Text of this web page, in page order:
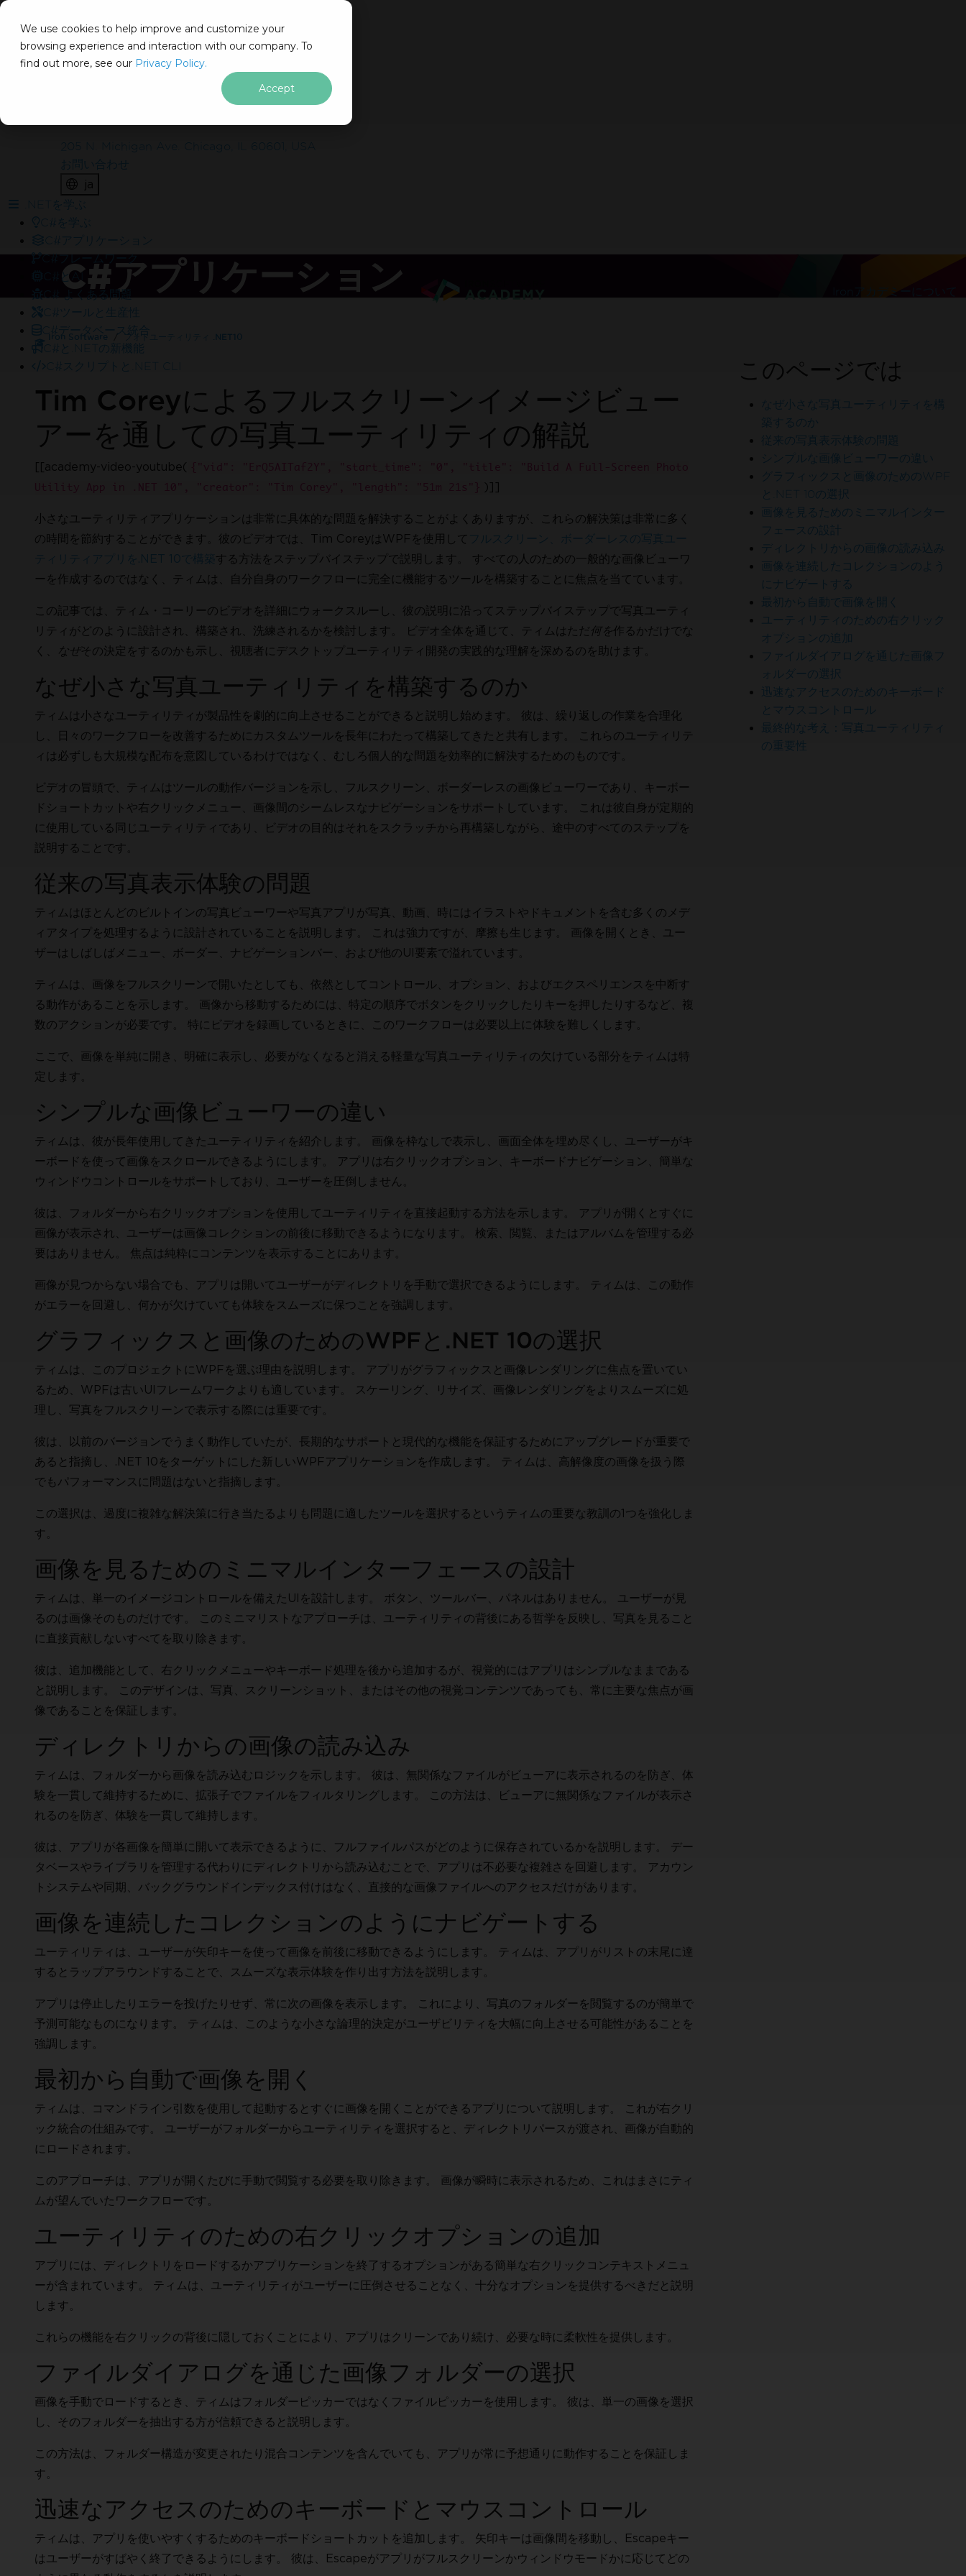
We use cookies to help improve and customize your
browsing experience and interaction with our company. To
find out more, see our Privacy Policy.
Accept
IRONSOFTWARE
製品
エンタープライズ
ja
C#フレームワーク
C#とAI
C# よくある問題
C#ツールと生産性
C#データベース統合
C#と.NETの新機能
C#スクリプトと.NET CLI
C#アプリケーション
Iron Software フォトユーティリティ .NET10
Tim Coreyによるフルスクリーンイメージビュー
アーを通しての写真ユーティリティの解説
[[academy-video-youtube(
)]]
小さなユーティリティアプリケーションは非常に具体的な問題を解決することがよくありますが、これらの解決策は非常に多く
の時間を節約することができます。彼のビデオでは、Tim CoreyはWPFを使用して
フルスクリーン、ボーダーレスの写真ユー
ティリティアプリを.NET 10で構築 する方法をステップバイステップで説明します。 すべての人のための一般的な画像ビューワ
ーを作成するのではなく、ティムは、自分自身のワークフローに完全に機能するツールを構築することに焦点を当てています。
この記事では、ティム・コーリーのビデオを詳細にウォークスルーし、彼の説明に沿ってステップバイステップで写真ユーティ
リティがどのように設計され、構築され、洗練されるかを検討します。 ビデオ全体を通じて、ティムはただ何を作るかだけでな
く、
なぜ その決定をするのかも示し、視聴者にデスクトップユーティリティ開発の実践的な理解を深めるのを助けます。
なぜ小さな写真ユーティリティを構築するのか
ティムは小さなユーティリティが製品性を劇的に向上させることができると説明し始めます。 彼は、繰り返しの作業を合理化
し、日々のワークフローを改善するためにカスタムツールを長年にわたって構築してきたと共有します。 これらのユーティリテ
ィは必ずしも大規模な配布を意図しているわけではなく、むしろ個人的な問題を効率的に解決するためのものです。
ビデオの冒頭で、ティムはツールの動作バージョンを示し、フルスクリーン、ボーダーレスの画像ビューワーであり、キーボー
ドショートカットや右クリックメニュー、画像間のシームレスなナビゲーションをサポートしています。 これは彼自身が定期的
に使用している同じユーティリティであり、ビデオの目的はそれをスクラッチから再構築しながら、途中のすべてのステップを
説明することです。
従来の写真表示体験の問題
ティムはほとんどのビルトインの写真ビューワーや写真アプリが写真、動画、時にはイラストやドキュメントを含む多くのメデ
ィアタイプを処理するように設計されていることを説明します。 これは強力ですが、摩擦も生じます。 画像を開くとき、ユー
ザーはしばしばメニュー、ボーダー、ナビゲーションバー、および他のUI要素で溢れています。
ティムは、画像をフルスクリーンで開いたとしても、依然としてコントロール、オプション、およびエクスペリエンスを中断す
る動作があることを示します。 画像から移動するためには、特定の順序でボタンをクリックしたりキーを押したりするなど、複
数のアクションが必要です。 特にビデオを録画しているときに、このワークフローは必要以上に体験を難しくします。
ここで、画像を単純に開き、明確に表示し、必要がなくなると消える軽量な写真ユーティリティの欠けている部分をティムは特
定します。
シンプルな画像ビューワーの違い
ティムは、彼が長年使用してきたユーティリティを紹介します。 画像を枠なしで表示し、画面全体を埋め尽くし、ユーザーがキ
ーボードを使って画像をスクロールできるようにします。 アプリは右クリックオプション、キーボードナビゲーション、簡単な
ウィンドウコントロールをサポートしており、ユーザーを圧倒しません。
彼は、フォルダーから右クリックオプションを使用してユーティリティを直接起動する方法を示します。 アプリが開くとすぐに
画像が表示され、ユーザーは画像コレクションの前後に移動できるようになります。 検索、閲覧、またはアルバムを管理する必
要はありません。 焦点は純粋にコンテンツを表示することにあります。
画像が見つからない場合でも、アプリは開いてユーザーがディレクトリを手動で選択できるようにします。 ティムは、この動作
がエラーを回避し、何かが欠けていても体験をスムーズに保つことを強調します。
グラフィックスと画像のためのWPFと.NET 10の選択
ティムは、このプロジェクトにWPFを選ぶ理由を説明します。 アプリがグラフィックスと画像レンダリングに焦点を置いてい
るため、WPFは古いUIフレームワークよりも適しています。 スケーリング、リサイズ、画像レンダリングをよりスムーズに処
理し、写真をフルスクリーンで表示する際には重要です。
彼は、以前のバージョンでうまく動作していたが、長期的なサポートと現代的な機能を保証するためにアップグレードが重要で
あると指摘し、.NET 10をターゲットにした新しいWPFアプリケーションを作成します。 ティムは、高解像度の画像を扱う際
でもパフォーマンスに問題はないと指摘します。
この選択は、過度に複雑な解決策に行き当たるよりも問題に適したツールを選択するというティムの重要な教訓の1つを強化しま
す。
画像を見るためのミニマルインターフェースの設計
ティムは、単一のイメージコントロールを備えたUIを設計します。 ボタン、ツールバー、パネルはありません。 ユーザーが見
るのは画像そのものだけです。 このミニマリストなアプローチは、ユーティリティの背後にある哲学を反映し、写真を見ること
に直接貢献しないすべてを取り除きます。
彼は、追加機能として、右クリックメニューやキーボード処理を後から追加するが、視覚的にはアプリはシンプルなままである
と説明します。 このデザインは、写真、スクリーンショット、またはその他の視覚コンテンツであっても、常に主要な焦点が画
像であることを保証します。
ディレクトリからの画像の読み込み
ティムは、フォルダーから画像を読み込むロジックを示します。 彼は、無関係なファイルがビューアに表示されるのを防ぎ、体
験を一貫して維持するために、拡張子でファイルをフィルタリングします。 この方法は、ビューアに無関係なファイルが表示さ
れるのを防ぎ、体験を一貫して維持します。
彼は、アプリが各画像を簡単に開いて表示できるように、フルファイルパスがどのように保存されているかを説明します。 デー
タベースやライブラリを管理する代わりにディレクトリから読み込むことで、アプリは不必要な複雑さを回避します。 アカウン
トシステムや同期、バックグラウンドインデックス付けはなく、直接的な画像ファイルへのアクセスだけがあります。
画像を連続したコレクションのようにナビゲートする
ユーティリティは、ユーザーが矢印キーを使って画像を前後に移動できるようにします。 ティムは、アプリがリストの末尾に達
するとラップアラウンドすることで、スムーズな表示体験を作り出す方法を説明します。
アプリは停止したりエラーを投げたりせず、常に次の画像を表示します。 これにより、写真のフォルダーを閲覧するのが簡単で
予測可能なものになります。 ティムは、このような小さな論理的決定がユーザビリティを大幅に向上させる可能性があることを
強調します。
最初から自動で画像を開く
ティムは、コマンドライン引数を使用して起動するとすぐに画像を開くことができるアプリについて説明します。 これが右クリ
ック統合の仕組みです。 ユーザーがフォルダーからユーティリティを選択すると、ディレクトリパースが渡され、画像が自動的
にロードされます。
このアプローチは、アプリが開くたびに手動で閲覧する必要を取り除きます。 画像が瞬時に表示されるため、これはまさにティ
ムが望んでいたワークフローです。
ユーティリティのための右クリックオプションの追加
アプリには、ディレクトリをロードするかアプリケーションを終了するオプションがある簡単な右クリックコンテキストメニュ
ーが含まれています。 ティムは、ユーティリティがユーザーに圧倒させることなく、十分なオプションを提供するべきだと説明
します。
これらの機能を右クリックの背後に隠しておくことにより、アプリはクリーンであり続け、必要な時に柔軟性を提供します。
ファイルダイアログを通じた画像フォルダーの選択
画像を手動でロードするとき、ティムはフォルダーピッカーではなくファイルピッカーを使用します。 彼は、単一の画像を選択
し、そのフォルダーを抽出する方が信頼できると説明します。
この方法は、フォルダー構造が変更されたり混合コンテンツを含んでいても、アプリが常に予想通りに動作することを保証しま
す。
迅速なアクセスのためのキーボードとマウスコントロール
ティムは、アプリを使いやすくするためのキーボードショートカットを追加します。 矢印キーは画像間を移動し、Escapeキー
はユーザーがすばやく終了できるようにします。 彼は、Escapeがアプリがフルスクリーンかウィンドウモードかに応じてどの
このページでは
なぜ小さな写真ユーティリティを構
築するのか
従来の写真表示体験の問題
シンプルな画像ビューワーの違い
グラフィックスと画像のためのWPF
と.NET 10の選択
画像を見るためのミニマルインター
フェースの設計
ディレクトリからの画像の読み込み
画像を連続したコレクションのよう
にナビゲートする
最初から自動で画像を開く
ユーティリティのための右クリック
オプションの追加
ファイルダイアログを通じた画像フ
ォルダーの選択
迅速なアクセスのためのキーボード
とマウスコントロール
最終的な考え：写真ユーティリティ
の重要性
IronSuiteを実際のプロジェクト
に無料で導入してみませんか？
透かしなしで本番環境でテスト
30日間の完全に機能する製品
試用中の24/5技術サポート
お困りですか
弊社の営業チームが喜んでお手伝いいたします。
Enterpriseトライアルをお試しください
IronPDFを試した数百万人のエンジニアに加わろう